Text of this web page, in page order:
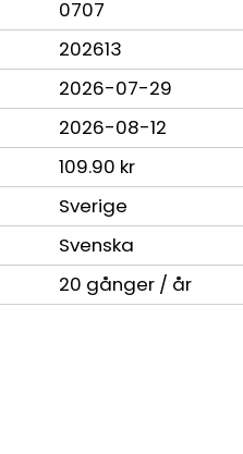
0707
202613
2026-07-29
2026-08-12
109.90 kr
Sverige
Svenska
20 gånger / år